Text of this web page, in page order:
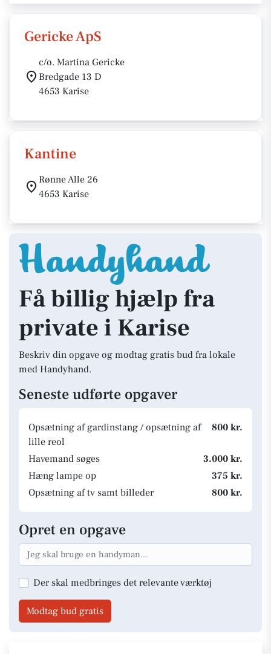
Gericke ApS
c/o. Martina Gericke
Bredgade 13 D
4653 Karise
Kantine
Rønne Alle 26
4653 Karise
Få billig hjælp fra
private i Karise
Beskriv din opgave og modtag gratis bud fra lokale
med Handyhand.
Seneste udførte opgaver
Opsætning af gardinstang / opsætning af
lille reol
800 kr.
Havemand søges
3.000 kr.
Hæng lampe op
375 kr.
Opsætning af tv samt billeder
800 kr.
Opret en opgave
Der skal medbringes det relevante værktøj
Modtag bud gratis